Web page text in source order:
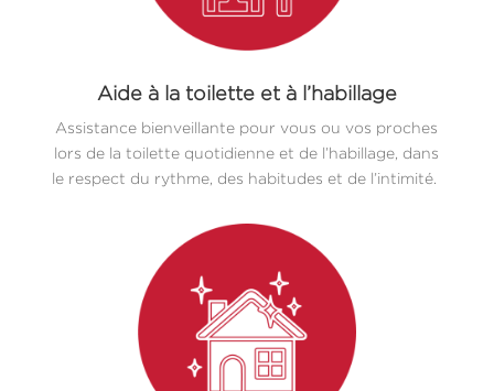
Aide à la toilette et à l’habillage
Assistance bienveillante pour vous ou vos proches
lors de la toilette quotidienne et de l’habillage, dans
le respect du rythme, des habitudes et de l’intimité.